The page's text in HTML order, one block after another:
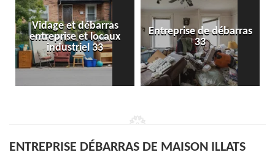
Entreprise de débarras
33
Débarras
d'appartement 33
ENTREPRISE DÉBARRAS DE MAISON ILLATS